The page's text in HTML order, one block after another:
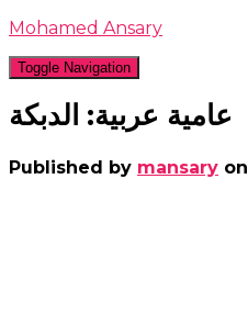
Mohamed Ansary
Toggle Navigation
عامية عربية: الدبكة
Published by mansary on